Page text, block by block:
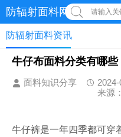
防辐射面料网 请输入关
防辐射面料资讯
牛仔布面料分类有哪些
面料知识分享
来源
牛仔裤是一年四季都可穿